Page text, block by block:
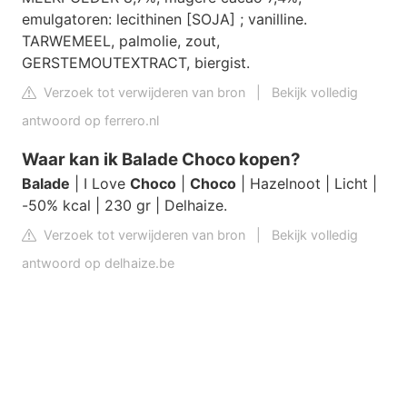
emulgatoren: lecithinen [SOJA] ; vanilline.
TARWEMEEL, palmolie, zout,
GERSTEMOUTEXTRACT, biergist.
Verzoek tot verwijderen van bron
Bekijk volledig
antwoord op ferrero.nl
Waar kan ik Balade Choco kopen?
Balade | I Love Choco Choco | Hazelnoot | Licht |
-50% kcal | 230 gr | Delhaize.
Verzoek tot verwijderen van bron
Bekijk volledig
antwoord op delhaize.be